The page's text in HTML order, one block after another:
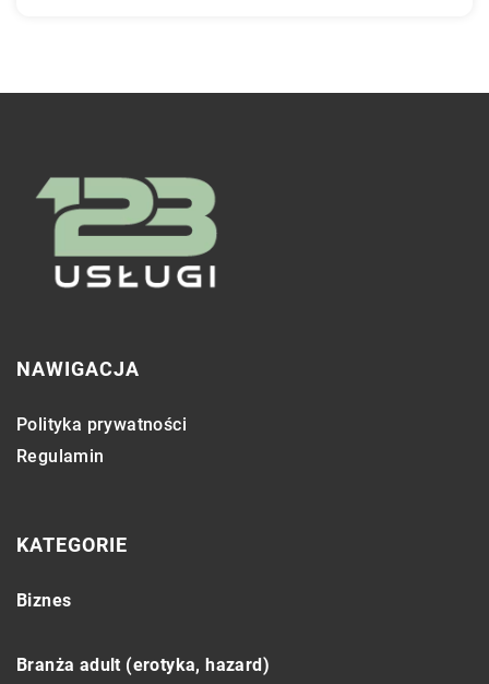
NAWIGACJA
Polityka prywatności
Regulamin
KATEGORIE
Biznes
Branża adult (erotyka, hazard)